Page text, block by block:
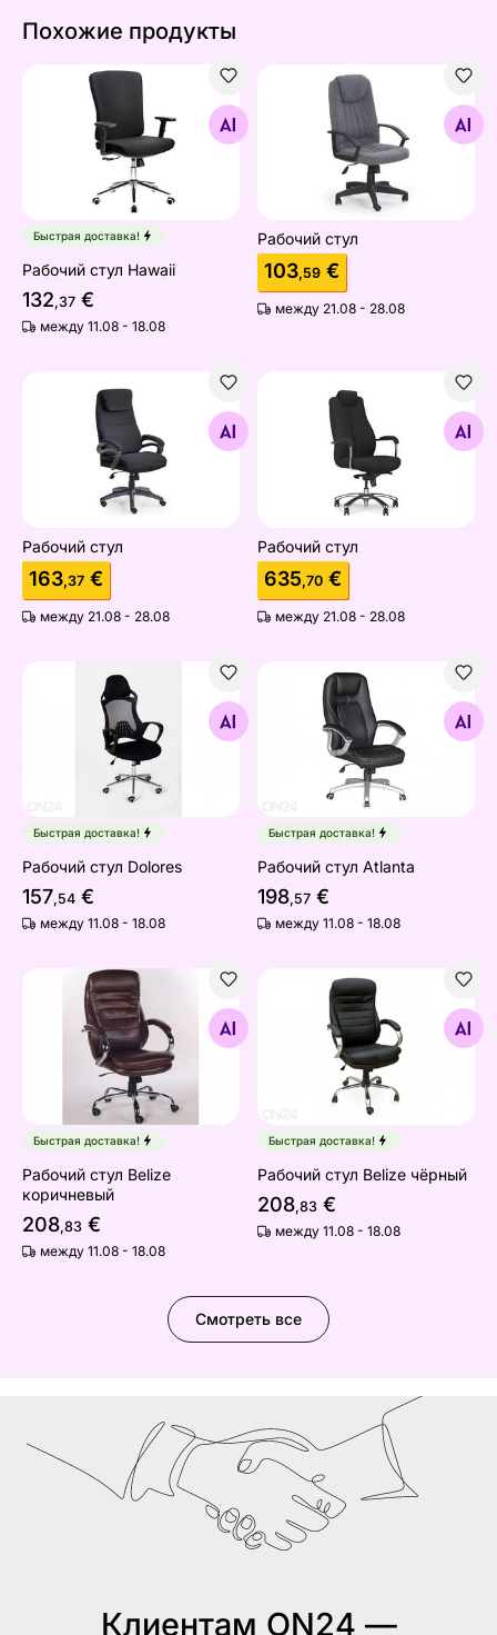
Похожие продукты
Рабочий стул Hawaii
Найдите похожие
Быстрая доставка!
Рабочий стул Hawaii
132,37 €
между 11.08 - 18.08
Рабочий стул
Найдите похожие
Рабочий стул
103,59 €
между 21.08 - 28.08
Рабочий стул
Найдите похожие
Рабочий стул
163,37 €
между 21.08 - 28.08
Рабочий стул
Найдите похожие
Рабочий стул
635,70 €
между 21.08 - 28.08
Рабочий стул Dolores
Найдите похожие
Быстрая доставка!
Рабочий стул Dolores
157,54 €
между 11.08 - 18.08
Рабочий стул Atlanta
Найдите похожие
Быстрая доставка!
Рабочий стул Atlanta
198,57 €
между 11.08 - 18.08
Рабочий стул Belize коричневый
Найдите похожие
Быстрая доставка!
Рабочий стул Belize
коричневый
208,83 €
между 11.08 - 18.08
Рабочий стул Belize чёрный
Найдите похожие
Быстрая доставка!
Рабочий стул Belize чёрный
208,83 €
между 11.08 - 18.08
Смотреть все
Клиентам ON24 —